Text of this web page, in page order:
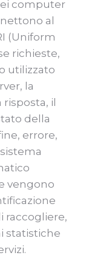
computer
al
(Uniform
richieste,
utilizzato
la
il
della
errore,
vengono
raccogliere,
statistiche